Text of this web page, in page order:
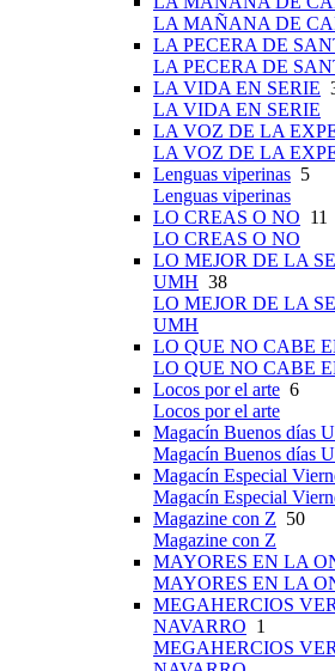
LA MAÑANA DE
LA PECERA DE
LA PECERA DE
LA VIDA EN SERIE
LA VIDA EN SERIE
LA VOZ DE LA
LA VOZ DE LA
Lenguas viperinas 5
Lenguas viperinas
LO CREAS O NO 11
LO CREAS O NO
LO MEJOR DE LA
UMH 38
LO MEJOR DE LA
UMH
LO QUE NO CABE
LO QUE NO CABE
Locos por el arte 6
Locos por el arte
Magacín Buenos días
Magacín Buenos días
Magacín Especial
Magacín Especial
Magazine con Z 50
Magazine con Z
MAYORES EN LA
MAYORES EN LA
MEGAHERCIOS
NAVARRO 1
MEGAHERCIOS